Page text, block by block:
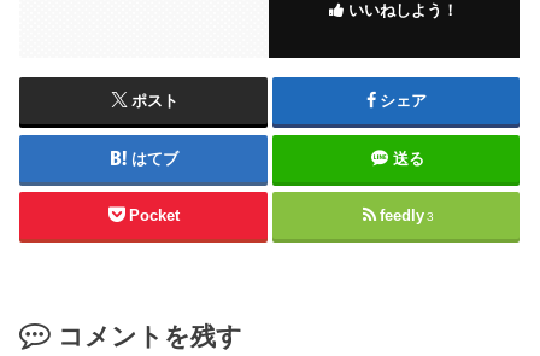
いいねしよう！
ポスト シェア
はてブ 送る
Pocket feedly 3
コメントを残す